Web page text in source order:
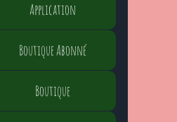
Application
Boutique Abonné
Boutique